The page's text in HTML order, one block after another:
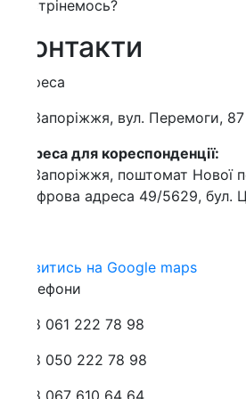
вул. Перемоги, 87
для кореспонденції:
поштомат Нової пошти
адреса 49/5629, бул.
на Google maps
061 222 78 98
050 222 78 98